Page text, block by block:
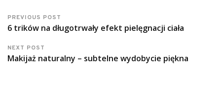
PREVIOUS POST
6 trików na długotrwały efekt pielęgnacji ciała
NEXT POST
Makijaż naturalny – subtelne wydobycie piękna